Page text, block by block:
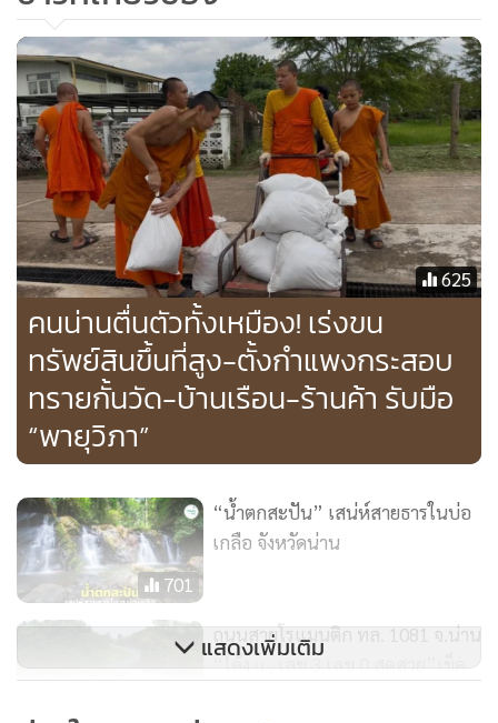
เจ้าหน้าที่ฝ่ายความปลอดภัยเขื่อน สำนักงานชลประทานที่ 2 ได้
เข้าตรวจสอบอ่างเก็บน้ำเกี๋ยน ต.น้ำเกี๋ยน อ.ภูเพียง จ.น่าน หลัง
จากที่มีฝนตกหนักลงมาอย่างต่อเนื่อง ส่งผลให้ปริมาณน้ำไหลลง
อ่างเป็นจำนวนมาก และน้ำได้ไหลล้นทางระบายน้ำล้น spill way
และทำนบดินอ่างเก็บน้ำน้ำเกี๋ยน มีรอยแนวดินทรุดตัวด้านท้าย
อ่าง
ล่าสุด ขณะนี้เจ้าหน้าที่ชลประทานน่าน ได้เร่งเข้าไปทำการลักน้ำ
เพื่อช่วยในการระบายน้ำออกจากอ่างเก็บน้ำเกี๋ยนให้มากขึ้น
และเชื่อมั่นว่าทำนบดินยังมีความมั่นคงแข็งแรง
625
คนน่านตื่นตัวทั้งเหมือง! เร่งขน
ทรัพย์สินขึ้นที่สูง-ตั้งกำแพงกระสอบ
ทรายกั้นวัด-บ้านเรือน-ร้านค้า รับมือ
“พายุวิภา”
701
“น้ำตกสะปัน” เสน่ห์สายธารในบ่อ
เกลือ จังหวัดน่าน
ถนนสายโรแมนติก ทล. 1081 จ.น่าน
“โค้ง u , เลข 3 เลข 0 สุดสวย”เช็ค
แสดงเพิ่มเติม